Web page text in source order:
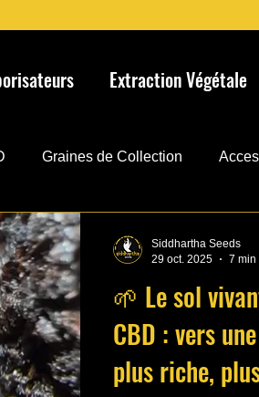
Extraction Végétale
Graines de Collection
MutaFridge
🌱 Le sol
CBD : vers
plus riche,
Siddhartha Seeds
29 oct. 2025
7 min